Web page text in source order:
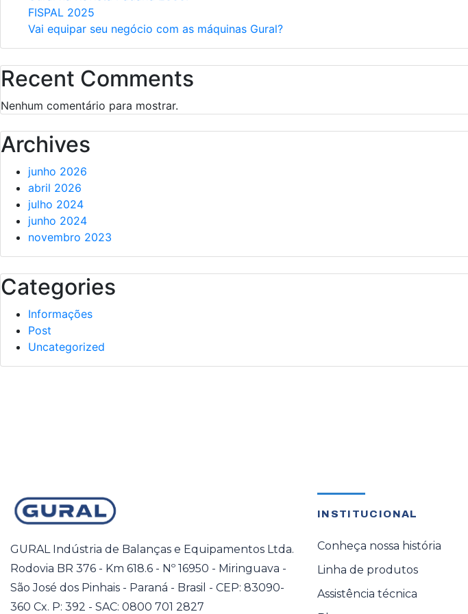
FISPAL 2025
Vai equipar seu negócio com as máquinas Gural?
Recent Comments
Nenhum comentário para mostrar.
Archives
junho 2026
abril 2026
julho 2024
junho 2024
novembro 2023
Categories
Informações
Post
Uncategorized
GURAL Indústria de Balanças e Equipamentos Ltda.
Rodovia BR 376 - Km 618.6 - Nº 16950 - Miringuava -
São José dos Pinhais - Paraná - Brasil - CEP: 83090-
360 Cx. P: 392 - SAC: 0800 701 2827
INSTITUCIONAL
Conheça nossa história
Linha de produtos
Assistência técnica